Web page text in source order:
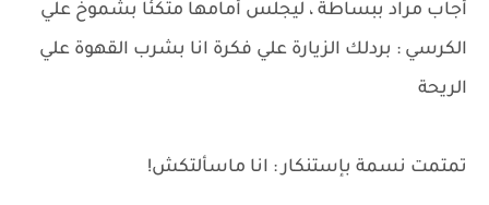
أجاب مراد ببساطة ، ليجلس أمامها متكئًا بشموخ علي
الكرسي : بردلك الزيارة علي فكرة انا بشرب القهوة علي
الريحة
تمتمت نسمة بإستنكار : انا ماسألتكش!